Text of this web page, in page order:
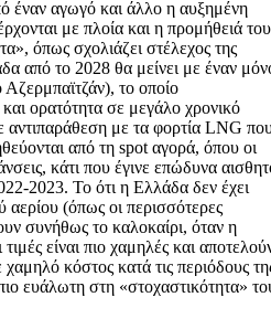
έναν αγωγό και άλλο η αυξημένη
με πλοία και η προμήθειά
όπως σχολιάζει στέλεχος της
από το 2028 θα μείνει με έναν
το οποίο
ορατότητα σε μεγάλο χρονικό
αντιπαράθεση με τα φορτία LNG
από τη spot αγορά, όπου οι
κάτι που έγινε επώδυνα
2023. Το ότι η Ελλάδα δεν έχει
αερίου (όπως οι περισσότερες
συνήθως το καλοκαίρι, όταν η
είναι πιο χαμηλές και
κόστος κατά τις περιόδους
ευάλωτη στη «στοχαστικότητα»